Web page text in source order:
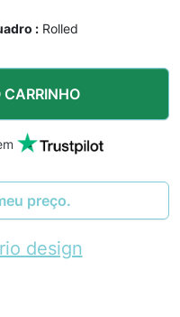
: Rolled
preço.
design